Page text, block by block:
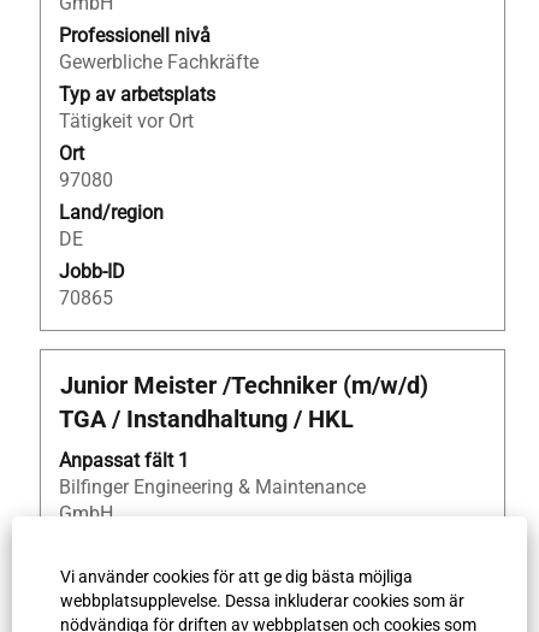
Vi använder cookies för att ge dig bästa möjliga
webbplatsupplevelse. Dessa inkluderar cookies som är
nödvändiga för driften av webbplatsen och cookies som
Professionell nivå
Gewerbliche Fachkräfte
Typ av arbetsplats
Tätigkeit vor Ort
Ort
97080
Land/region
DE
Jobb-ID
70865
allt
innehåll
i
jobbeskrivningen.
Titel
Junior Meister /Techniker (m/w/d)
TGA / Instandhaltung / HKL
Anpassat fält 1
Bilfinger Engineering & Maintenance
GmbH
Gewerbliche Fachkräfte
Typ av arbetsplats
Klicka
på
blankstegstangenten
för
att
visa
innehåll
i
jobbeskrivningen.